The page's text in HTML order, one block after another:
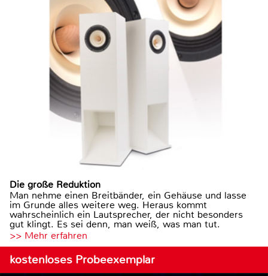
Die große Reduktion
Man nehme einen Breitbänder, ein Gehäuse und lasse
im Grunde alles weitere weg. Heraus kommt
wahrscheinlich ein Lautsprecher, der nicht besonders
gut klingt. Es sei denn, man weiß, was man tut.
>> Mehr erfahren
kostenloses Probeexemplar